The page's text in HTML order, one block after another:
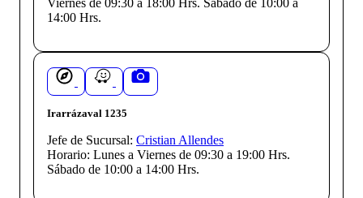
14:00 Hrs.
Irarrázaval 1235
Jefe de Sucursal: Cristian Allendes
Horario: Lunes a Viernes de 09:30 a 19:00 Hrs.
Sábado de 10:00 a 14:00 Hrs.